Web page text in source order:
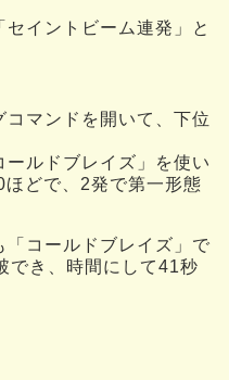
イントビーム連発」と
マンドを開いて、下位
ルドブレイズ」を使い
どで、2発で第一形態
コールドブレイズ」で
でき、時間にして41秒